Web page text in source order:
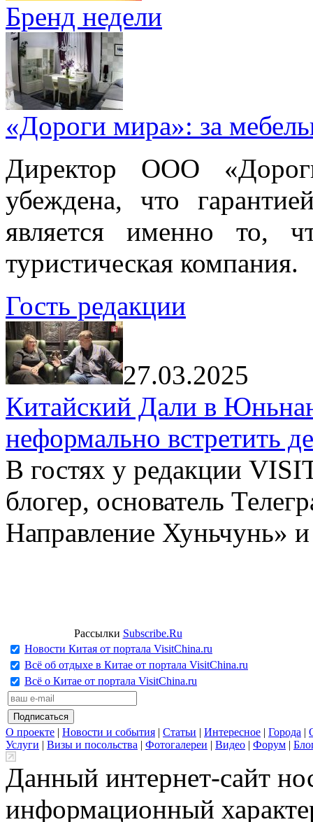
Бренд недели
«Дороги мира»: за
Директор ООО
убеждена, что
является именно то,
туристическая компания.
Гость редакции
27.03.2025
Китайский Дали в
неформально встретить
В гостях у редакции
блогер, основатель
Направление Хуньчунь»
Рассылки Subscribe.Ru
Новости Китая от портала VisitChina.ru
Всё об отдыхе в Китае от портала VisitChina.ru
Всё о Китае от портала VisitChina.ru
О проекте | Новости и события | Статьи | Интересное | Города |
Услуги | Визы и посольства | Фотогалереи | Видео | Форум |
Данный интернет-сайт
информационный